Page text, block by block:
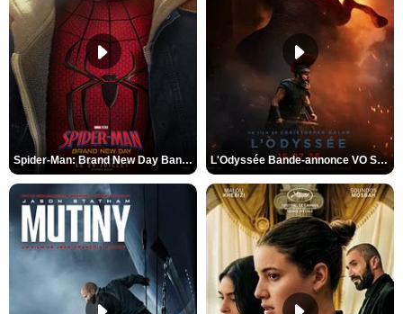
Spider-Man: Brand New Day Bande-annonce VO STFR L'Odyssée Bande-annonce VO STFR